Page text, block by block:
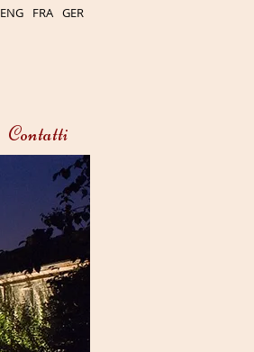
ENG FRA GER
Contatti